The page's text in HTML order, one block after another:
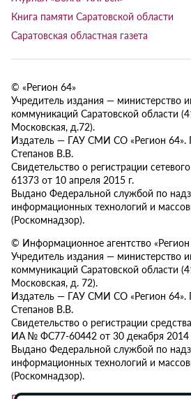
Книга памяти Саратовской области
Саратовская областная газета
© «Регион 64»
Учредитель издания — министерство
коммуникаций Саратовской области
Московская, д.72).
Издатель — ГАУ СМИ СО «Регион 64».
Степанов В.В.
Свидетельство о регистрации
61373 от 10 апреля 2015 г.
Выдано Федеральной службой по
информационных технологий и
(Роскомнадзор).
© Информационное агентство
Учредитель издания — министерство
коммуникаций Саратовской области
Московская, д. 72).
Издатель — ГАУ СМИ СО «Регион 64».
Степанов В.В.
Свидетельство о регистрации
ИА № ФС77-60442 от 30 декабря 2014
Выдано Федеральной службой по
информационных технологий и
(Роскомнадзор).